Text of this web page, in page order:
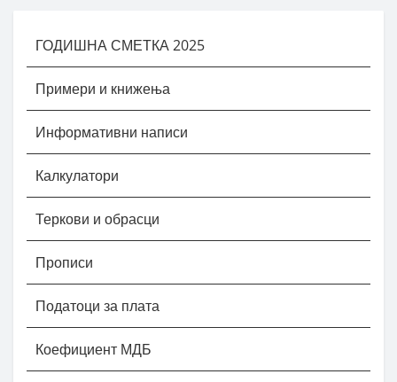
ГОДИШНА СМЕТКА 2025
Примери и книжења
Информативни написи
Калкулатори
Теркови и обрасци
Прописи
Податоци за плата
Коефициент МДБ